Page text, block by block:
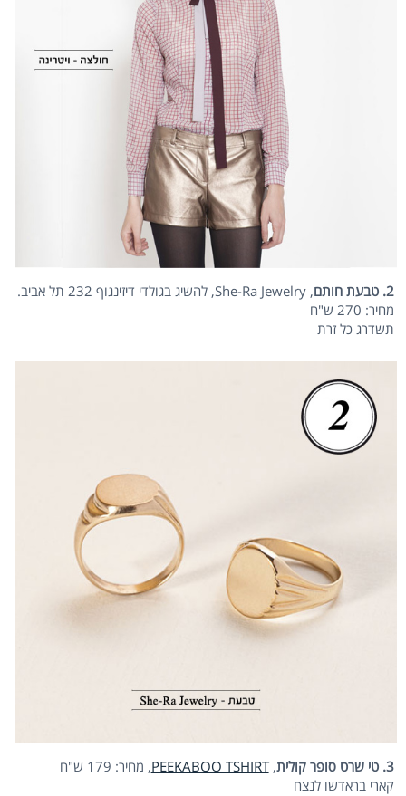
2. טבעת חותם
, She-Ra Jewelry, להשיג בגולדי דיזינגוף 232 תל אביב.
מחיר: 270 ש"ח
תשדרג כל זרת
3. טי שרט סופר קולית ,
PEEKABOO TSHIRT, מחיר: 179 ש"ח
קארי בראדשו לנצח